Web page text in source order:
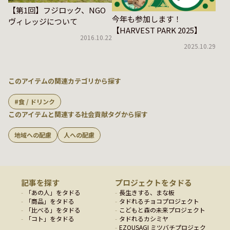
【第1回】フジロック、NGO
ヴィレッジについて
2016.10.22
今年も参加します！
【HARVEST PARK 2025】
2025.10.29
このアイテムの関連カテゴリから探す
食 / ドリンク
このアイテムと関連する社会貢献タグから探す
地域への配慮 人への配慮
記事を探す
「あの人 」をタドる
「商品」をタドる
「比べる 」をタドる
「コト 」をタドる
プロジェクトをタドる
長生きする、まな板
タドれるチョコプロジェクト
こどもと森の未来プロジェクト
タドれるカシミヤ
EZOUSAGI ミツバチプロジェク